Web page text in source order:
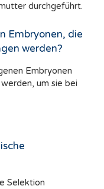
durchgeführt.
Embryonen, die
werden?
Embryonen
um sie bei
Selektion